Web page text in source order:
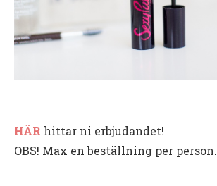
HÄR hittar ni erbjudandet!
OBS! Max en beställning per person.